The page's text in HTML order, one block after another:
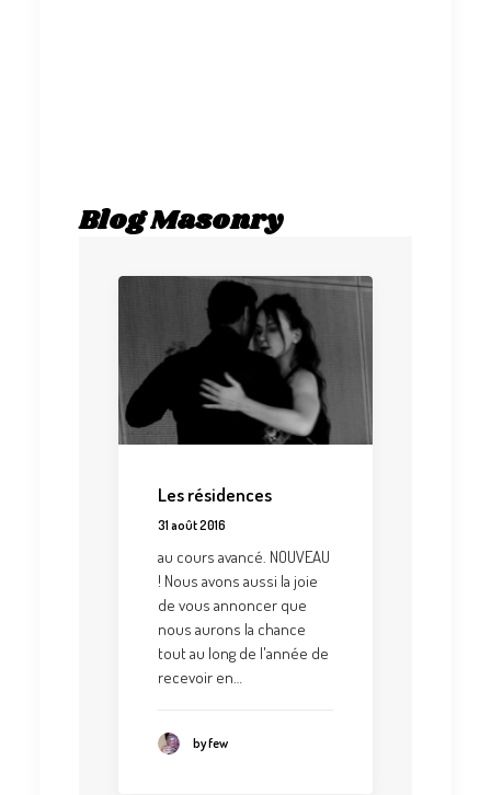
Blog Masonry
Les résidences
31 août 2016
au cours avancé. NOUVEAU
! Nous avons aussi la joie
de vous annoncer que
nous aurons la chance
tout au long de l'année de
recevoir en…
by few